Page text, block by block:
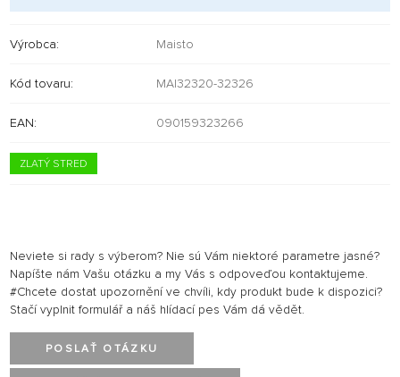
Výrobca: Maisto
Kód tovaru: MAI32320-32326
EAN: 090159323266
ZLATÝ STRED
Neviete si rady s výberom? Nie sú Vám niektoré parametre jasné?
Napíšte nám Vašu otázku a my Vás s odpoveďou kontaktujeme.
#Chcete dostat upozornění ve chvíli, kdy produkt bude k dispozici?
Stačí vyplnit formulář a náš hlídací pes Vám dá vědět.
POSLAŤ OTÁZKU